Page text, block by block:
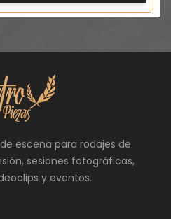
escena para rodajes de
sesiones fotográficas,
y eventos.